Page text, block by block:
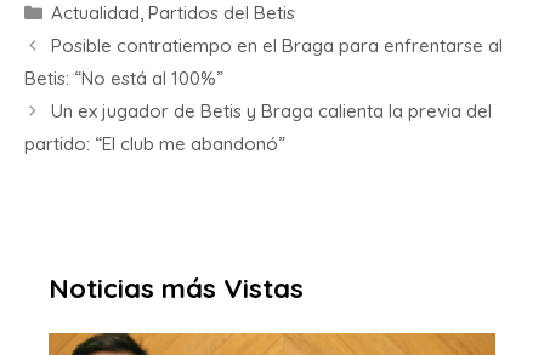
Actualidad, Partidos del Betis
Posible contratiempo en el Braga para enfrentarse al
Betis: “No está al 100%”
Un ex jugador de Betis y Braga calienta la previa del
partido: “El club me abandonó”
Noticias más Vistas